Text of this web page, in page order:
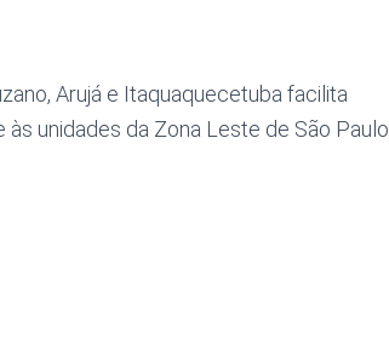
Arujá e Itaquaquecetuba facilita
unidades da Zona Leste de São Paulo.